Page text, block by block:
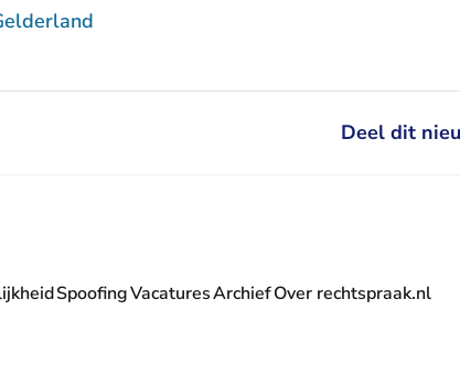
Deel dit
Rechtspraak.nl
Rechtspraak.nl
Rechtspraak.nl
U verlaat Rechtspraak.nl
- U verlaat Rechtspraak.nl
SpoofingVacatures
- U verlaat Rechtspraak.nl
ArchiefOver rechtspraak.nl